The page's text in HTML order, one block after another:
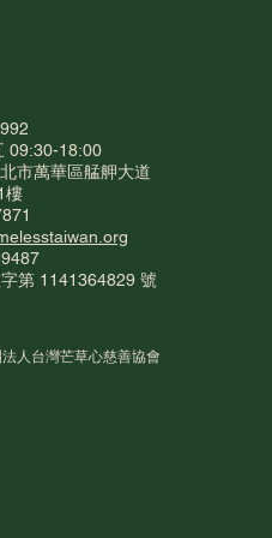
倡議行
，縫補被
09:30-18:00
市萬華區艋舺大道
樓
7
第 1141364829 號
人台灣芒草心慈善協會